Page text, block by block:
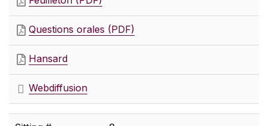
Questions orales (PDF)
Hansard
Webdiffusion